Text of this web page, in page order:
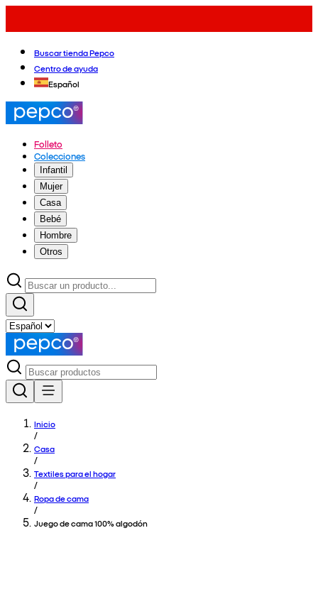
Buscar tienda Pepco
Centro de ayuda
Español
Folleto
Colecciones
Infantil
Mujer
Casa
Bebé
Hombre
Otros
Inicio
/
Casa
/
Textiles para el hogar
/
Ropa de cama
/
Juego de cama 100% algodón